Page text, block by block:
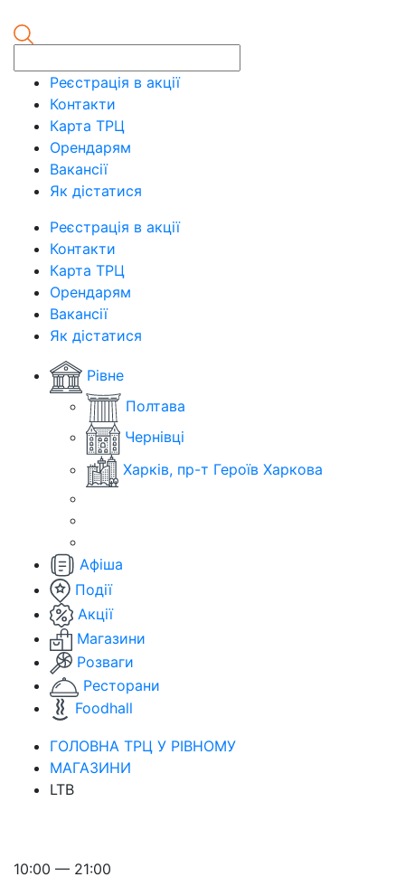
Реєстрація в акції
Контакти
Карта ТРЦ
Орендарям
Вакансії
Як дістатися
Реєстрація в акції
Контакти
Карта ТРЦ
Орендарям
Вакансії
Як дістатися
Рівне
Полтава
Чернівці
Харків, пр-т Героїв Харкова
Афіша
Події
Акції
Магазини
Розваги
Ресторани
Foodhall
ГОЛОВНА ТРЦ У РІВНОМУ
МАГАЗИНИ
LTB
10:00 — 21:00